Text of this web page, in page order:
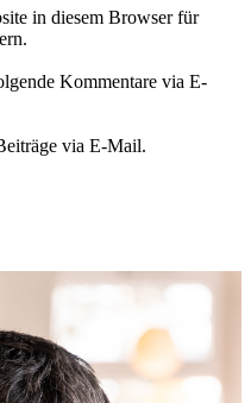
in diesem Browser für
Kommentare via E-
via E-Mail.